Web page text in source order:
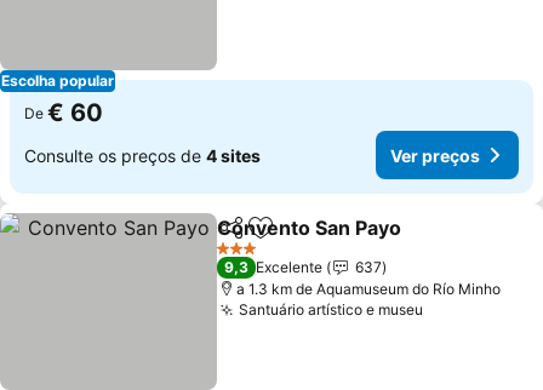
Escolha popular
De € 60
Consulte os preços de 4 sites Ver preços
PartilharAdicionar aos favoritos
Convento San Payo
3 Estrelas
9,3 Excelente
637
a 1.3 km de Aquamuseum do Río Minho
Santuário artístico e museu